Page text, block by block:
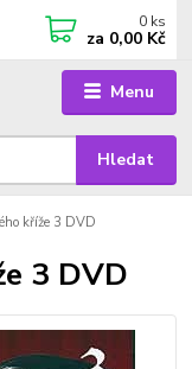
Menu
Hledat
0 ks
za 0,00 Kč
kříže 3 DVD
3 DVD